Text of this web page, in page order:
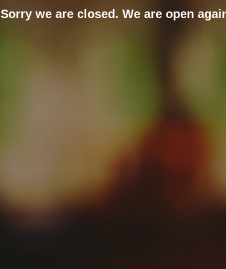
Sorry we are closed. We are open